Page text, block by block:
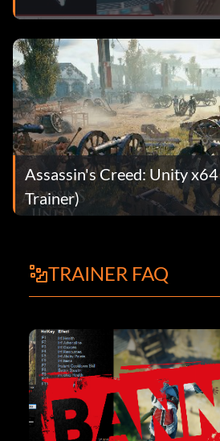
Assassin's Creed: Unity
Trainer)
TRAINER FAQ